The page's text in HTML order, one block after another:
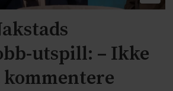
utspill: – Ikke